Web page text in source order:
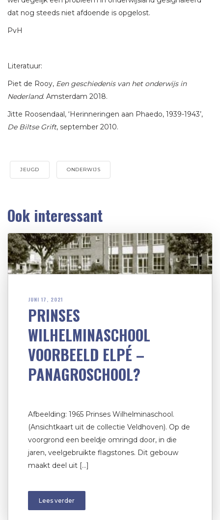
dat nog steeds niet afdoende is opgelost.
PvH
Literatuur:
Piet de Rooy, Een geschiedenis van het onderwijs in
Nederland. Amsterdam 2018.
Jitte Roosendaal, ‘Herinneringen aan Phaedo, 1939-1943’,
De Biltse Grift, september 2010.
JEUGD ONDERWIJS
Ook interessant
JUNI 17, 2021
PRINSES
WILHELMINASCHOOL
VOORBEELD ELPÉ –
PANAGROSCHOOL?
Afbeelding: 1965 Prinses Wilhelminaschool.
(Ansichtkaart uit de collectie Veldhoven). Op de
voorgrond een beeldje omringd door, in die
jaren, veelgebruikte flagstones. Dit gebouw
maakt deel uit […]
Lees verder